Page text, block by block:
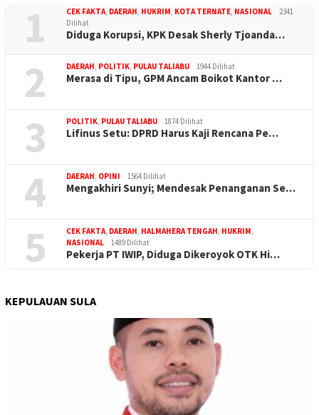
1 CEK FAKTA, DAERAH, HUKRIM, KOTA TERNATE, NASIONAL
2341
Dilihat
Diduga Korupsi, KPK Desak Sherly Tjoanda…
2 DAERAH, POLITIK, PULAU TALIABU 1944 Dilihat
Merasa di Tipu, GPM Ancam Boikot Kantor …
3 POLITIK, PULAU TALIABU 1874 Dilihat
Lifinus Setu: DPRD Harus Kaji Rencana Pe…
4 DAERAH, OPINI 1564 Dilihat
Mengakhiri Sunyi; Mendesak Penanganan Se…
5 CEK FAKTA, DAERAH, HALMAHERA TENGAH, HUKRIM,
NASIONAL
1489 Dilihat
Pekerja PT IWIP, Diduga Dikeroyok OTK Hi…
KEPULAUAN SULA